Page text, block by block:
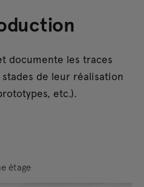
documente les traces
de leur réalisation
etc.).
étage